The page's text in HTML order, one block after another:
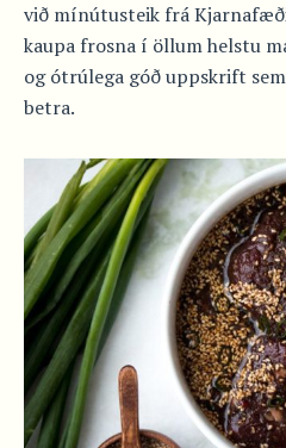
við mínútusteik frá
kaupa frosna í öllum helstu
og ótrúlega góð uppskrift
betra.